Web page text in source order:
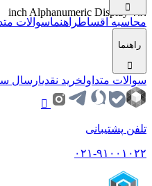
۱.۸ inch Alphanumeric Display
محاسبه اقساطراهنماسوالات
راهنما
سوالات متداولخرید نقدیارسال
تلفن پشتیبانی
۰۲۱-۹۱۰۰۱۰۲۲